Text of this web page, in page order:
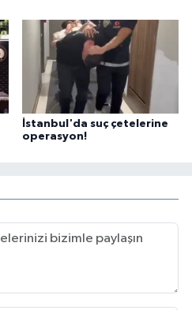
İstanbul'da suç çetelerine
operasyon!